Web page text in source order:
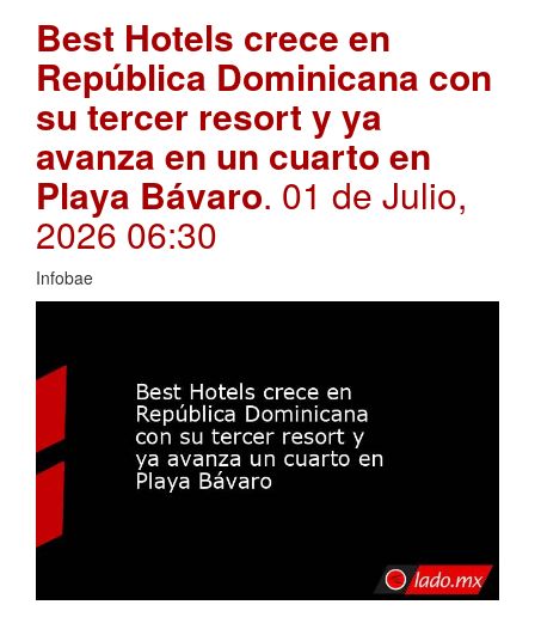
Best Hotels crece en
República Dominicana con
su tercer resort y ya
avanza en un cuarto en
Playa Bávaro. 01 de Julio,
2026 06:30
Infobae